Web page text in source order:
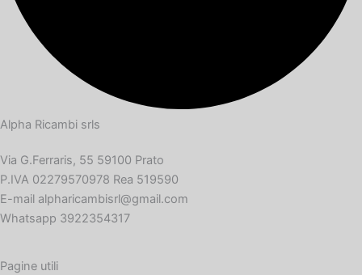
Alpha Ricambi srls
Via G.Ferraris, 55 59100 Prato
P.IVA 02279570978 Rea 519590
E-mail alpharicambisrl@gmail.com
Whatsapp 3922354317
Pagine utili